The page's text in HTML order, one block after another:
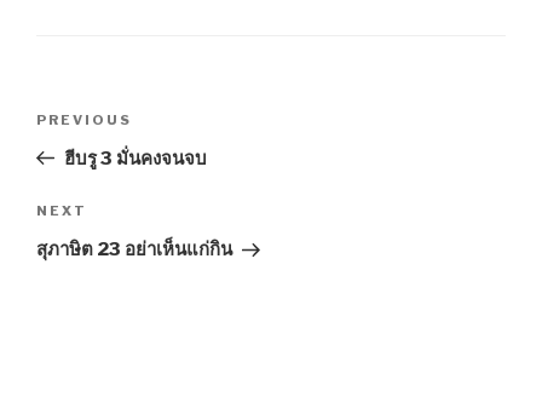
navigation
Previous
Post
PREVIOUS
ฮีบรู 3 มั่นคงจนจบ
Next
Post
NEXT
สุภาษิต 23 อย่าเห็นแก่กิน